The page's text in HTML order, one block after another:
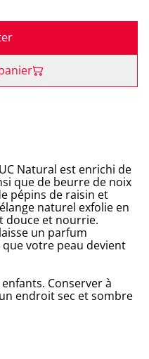
Natural est enrichi de
que de beurre de noix
pépins de raisin et
naturel exfolie en
douce et nourrie.
un parfum
votre peau devient
Conserver à
endroit sec et sombre